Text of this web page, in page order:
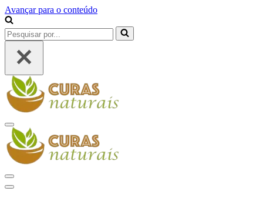
Avançar para o conteúdo
Pesquisar
por...
Menu
de
navegação
Menu
de
Menu